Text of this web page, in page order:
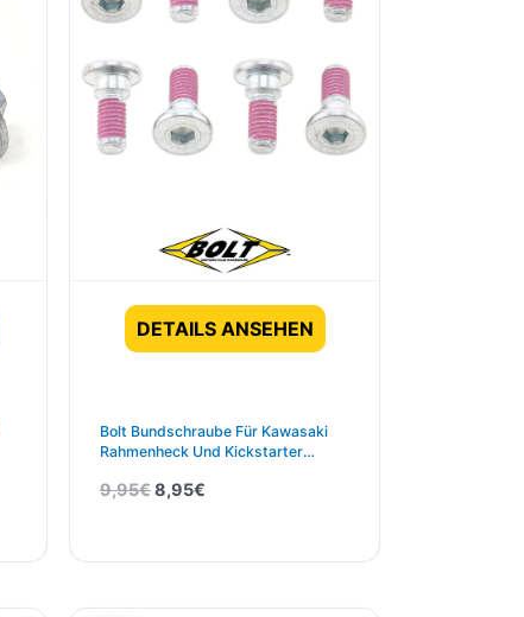
DETAILS ANSEHEN
Bolt Bundschraube Für Kawasaki
Rahmenheck Und Kickstarter
9,95€8,95€